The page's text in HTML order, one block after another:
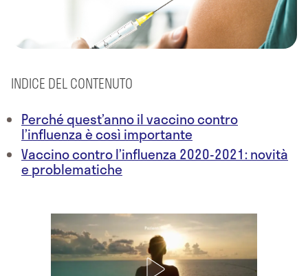
INDICE DEL CONTENUTO
Perché quest’anno il vaccino contro
l’influenza è così importante
Vaccino contro l’influenza 2020-2021: novità
e problematiche